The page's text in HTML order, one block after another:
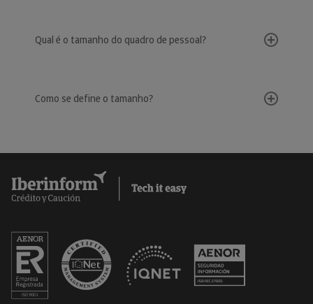
Qual é o tamanho do quadro de pessoal?
Como se define o tamanho?